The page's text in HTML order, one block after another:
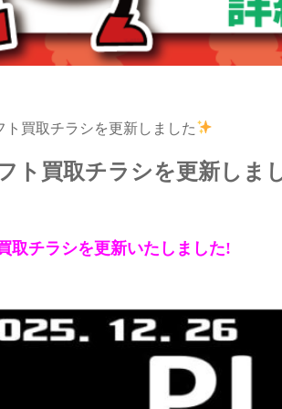
ト買取チラシを更新しました
ト買取チラシを更新しま
取チラシを更新いたしました!